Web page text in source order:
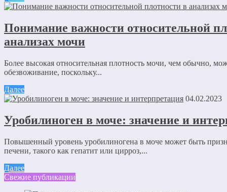
Понимание важности относительной
анализах мочи
Более высокая относительная плотность мочи, чем обычно,
обезвоживание, поскольку...
Далее
04.02.2023
Уробилиноген в моче: значение и
Повышенный уровень уробилиногена в моче может быть
печени, такого как гепатит или цирроз,...
Далее
Свежие публикации